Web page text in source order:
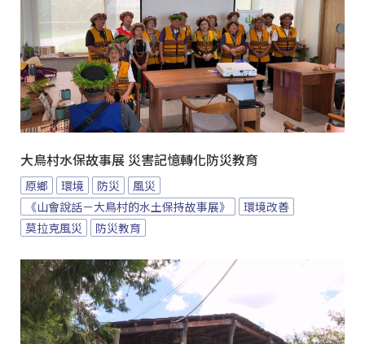
大鳥村水保故事展 災害記憶轉化防災教育
原鄉 環境 防災
風災
《山會說話－大鳥村的水土保持故事展》
環境改善
莫拉克風災
防災教育